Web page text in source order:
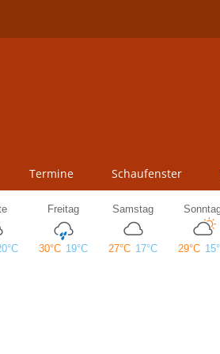
Termine Schaufenster